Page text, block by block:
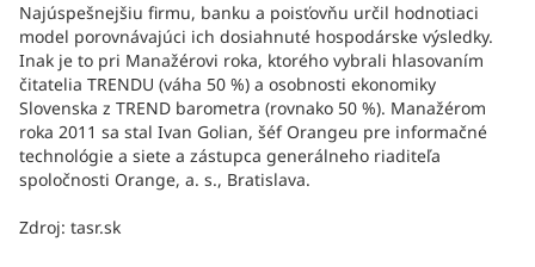
Najúspešnejšiu firmu, banku a poisťovňu určil hodnotiaci
model porovnávajúci ich dosiahnuté hospodárske výsledky.
Inak je to pri Manažérovi roka, ktorého vybrali hlasovaním
čitatelia TRENDU (váha 50 %) a osobnosti ekonomiky
Slovenska z TREND barometra (rovnako 50 %). Manažérom
roka 2011 sa stal Ivan Golian, šéf Orangeu pre informačné
technológie a siete a zástupca generálneho riaditeľa
spoločnosti Orange, a. s., Bratislava.
Zdroj: tasr.sk